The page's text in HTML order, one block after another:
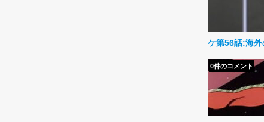
ケ第56話:海
0件のコメント